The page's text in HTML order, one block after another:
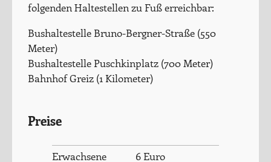
folgenden Haltestellen zu Fuß erreichbar:
Bushaltestelle Bruno-Bergner-Straße (550
Meter)
Bushaltestelle Puschkinplatz (700 Meter)
Bahnhof Greiz (1 Kilometer)
Preise
Erwachsene
6 Euro